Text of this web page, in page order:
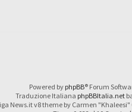
Powered by phpBB® Forum
Traduzione Italiana phpBBItalia.net
News.it v8 theme by Carmen